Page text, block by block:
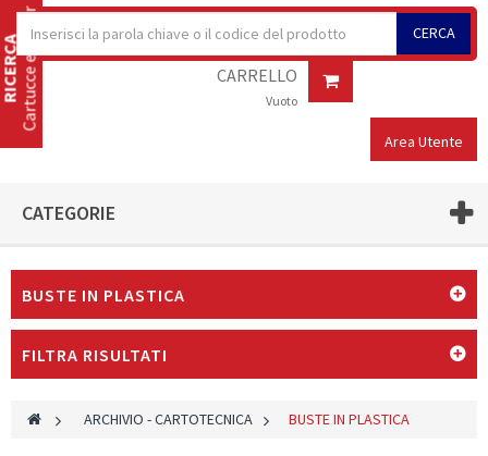
CERCA
CARRELLO
Vuoto
Area Utente
CATEGORIE
BUSTE IN PLASTICA
FILTRA RISULTATI
> ARCHIVIO - CARTOTECNICA > BUSTE IN PLASTICA
Cartucce e Toner